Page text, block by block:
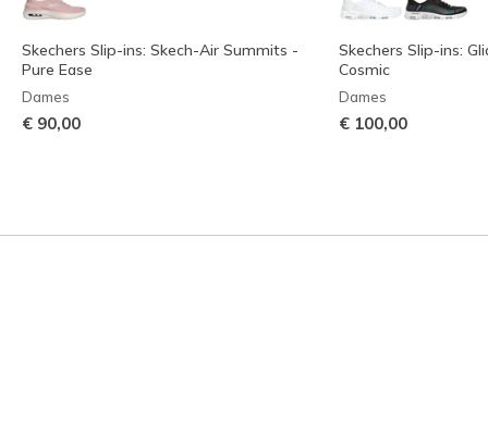
Skechers Slip-ins: Skech-Air Summits -
Pure Ease
Dames
€ 90,00
Skechers Slip-ins:
Cosmic
Dames
€ 100,00